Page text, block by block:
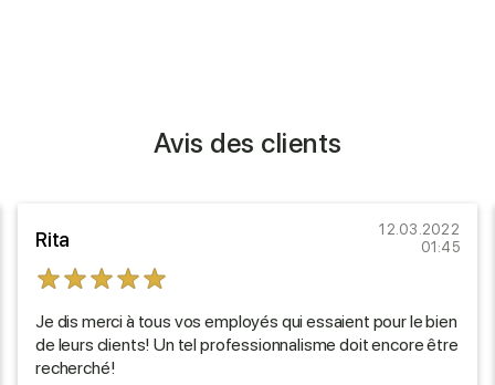
Avis des clients
Rita
12.03.2022
01:45
Je dis merci à tous vos employés qui essaient pour le bien
de leurs clients! Un tel professionnalisme doit encore être
recherché!